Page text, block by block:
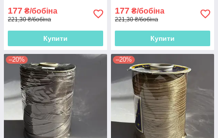
177 ₴/бобіна
221,30 ₴/бобіна
Купити
177 ₴/бобіна
221,30 ₴/бобіна
Купити
–20% –20%